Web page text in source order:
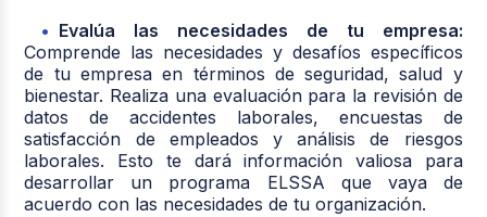
Evalúa las necesidades de tu empresa:
Comprende las necesidades y desafíos específicos
de tu empresa en términos de seguridad, salud y
bienestar. Realiza una evaluación para la revisión de
datos de accidentes laborales, encuestas de
satisfacción de empleados y análisis de riesgos
laborales. Esto te dará información valiosa para
desarrollar un programa ELSSA que vaya de
acuerdo con las necesidades de tu organización.